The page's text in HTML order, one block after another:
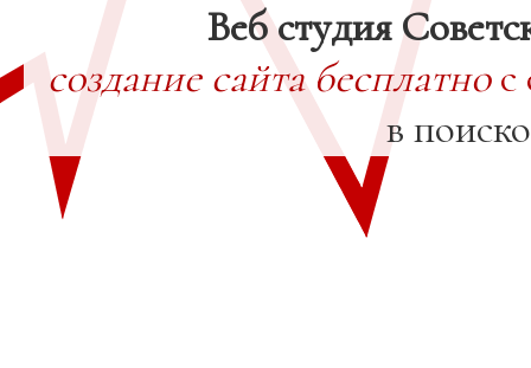
Веб студия
создание сайта бесплатнос
в